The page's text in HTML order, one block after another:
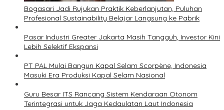
Bogasari Jadi Rujukan Praktik Keberlanjutan, Puluhan
Profesional Sustainability Belajar Langsung ke Pabrik
Pasar Industri Greater Jakarta Masih Tangguh, Investor Kini
Lebih Selektif Ekspansi
PT PAL Mulai Bangun Kapal Selam Scorpène, Indonesia
Masuki Era Produksi Kapal Selam Nasional
Guru Besar ITS Rancang Sistem Kendaraan Otonom
Terintegrasi untuk Jaga Kedaulatan Laut Indonesia